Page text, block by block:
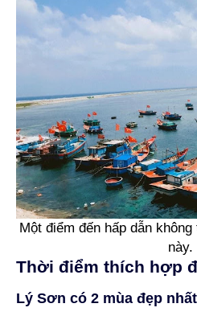
Một điểm đến hấp dẫn
này.
Thời điểm thích hợp
Lý Sơn có 2 mùa đẹp